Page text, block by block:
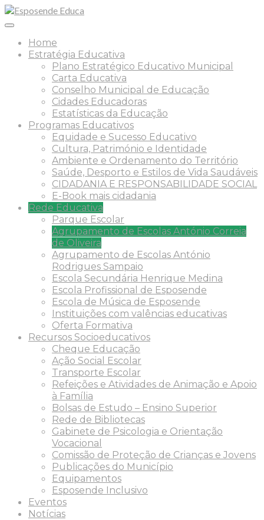
Home
Estratégia Educativa
Plano Estratégico Educativo Municipal
Carta Educativa
Conselho Municipal de Educação
Cidades Educadoras
Estatísticas da Educação
Programas Educativos
Equidade e Sucesso Educativo
Cultura, Património e Identidade
Ambiente e Ordenamento do Território
Saúde, Desporto e Estilos de Vida Saudáveis
CIDADANIA E RESPONSABILIDADE SOCIAL
E-Book mais cidadania
Rede Educativa
Parque Escolar
Agrupamento de Escolas António Correia
de Oliveira
Agrupamento de Escolas António
Rodrigues Sampaio
Escola Secundária Henrique Medina
Escola Profissional de Esposende
Escola de Música de Esposende
Instituições com valências educativas
Oferta Formativa
Recursos Socioeducativos
Cheque Educação
Ação Social Escolar
Transporte Escolar
Refeições e Atividades de Animação e Apoio
à Família
Bolsas de Estudo – Ensino Superior
Rede de Bibliotecas
Gabinete de Psicologia e Orientação
Vocacional
Comissão de Proteção de Crianças e Jovens
Publicações do Município
Equipamentos
Esposende Inclusivo
Eventos
Notícias